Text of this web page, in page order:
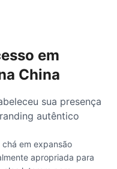
em
China
sua presença
autêntico
em expansão
apropriada para